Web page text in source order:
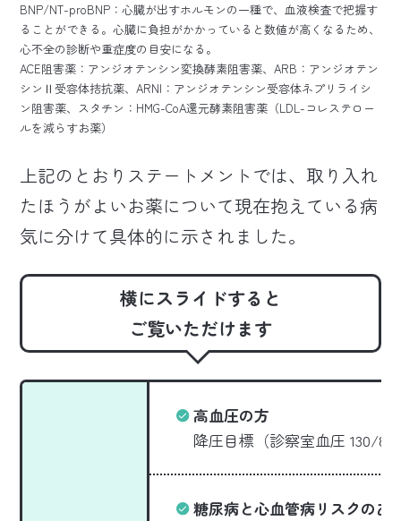
BNP/NT-proBNP：心臓が出すホルモンの一種で、血液検査で把握す
ることができる。心臓に負担がかかっていると数値が高くなるため、
心不全の診断や重症度の目安になる。
ACE阻害薬：アンジオテンシン変換酵素阻害薬、ARB：アンジオテン
シンⅡ受容体拮抗薬、ARNI：アンジオテンシン受容体ネプリライシ
ン阻害薬、スタチン：HMG-CoA還元酵素阻害薬（LDL-コレステロー
ルを減らすお薬）
上記のとおりステートメントでは、取り入れ
たほうがよいお薬について現在抱えている病
気に分けて具体的に示されました。
横にスライドすると
ご覧いただけます
高血圧の方
降圧目標（診察室血圧 130/
糖尿病と心血管病リスクのあ